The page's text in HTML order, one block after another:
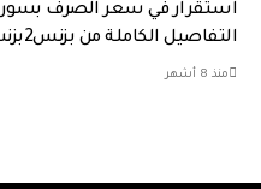
استقرار في سعر الصرف
التفاصيل الكاملة من بزنس2بزنس
منذ 8 أشهر